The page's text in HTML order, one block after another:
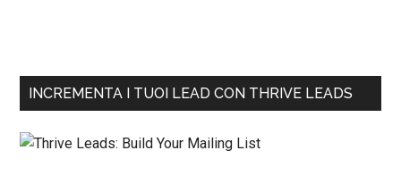
INCREMENTA I TUOI LEAD CON THRIVE LEADS